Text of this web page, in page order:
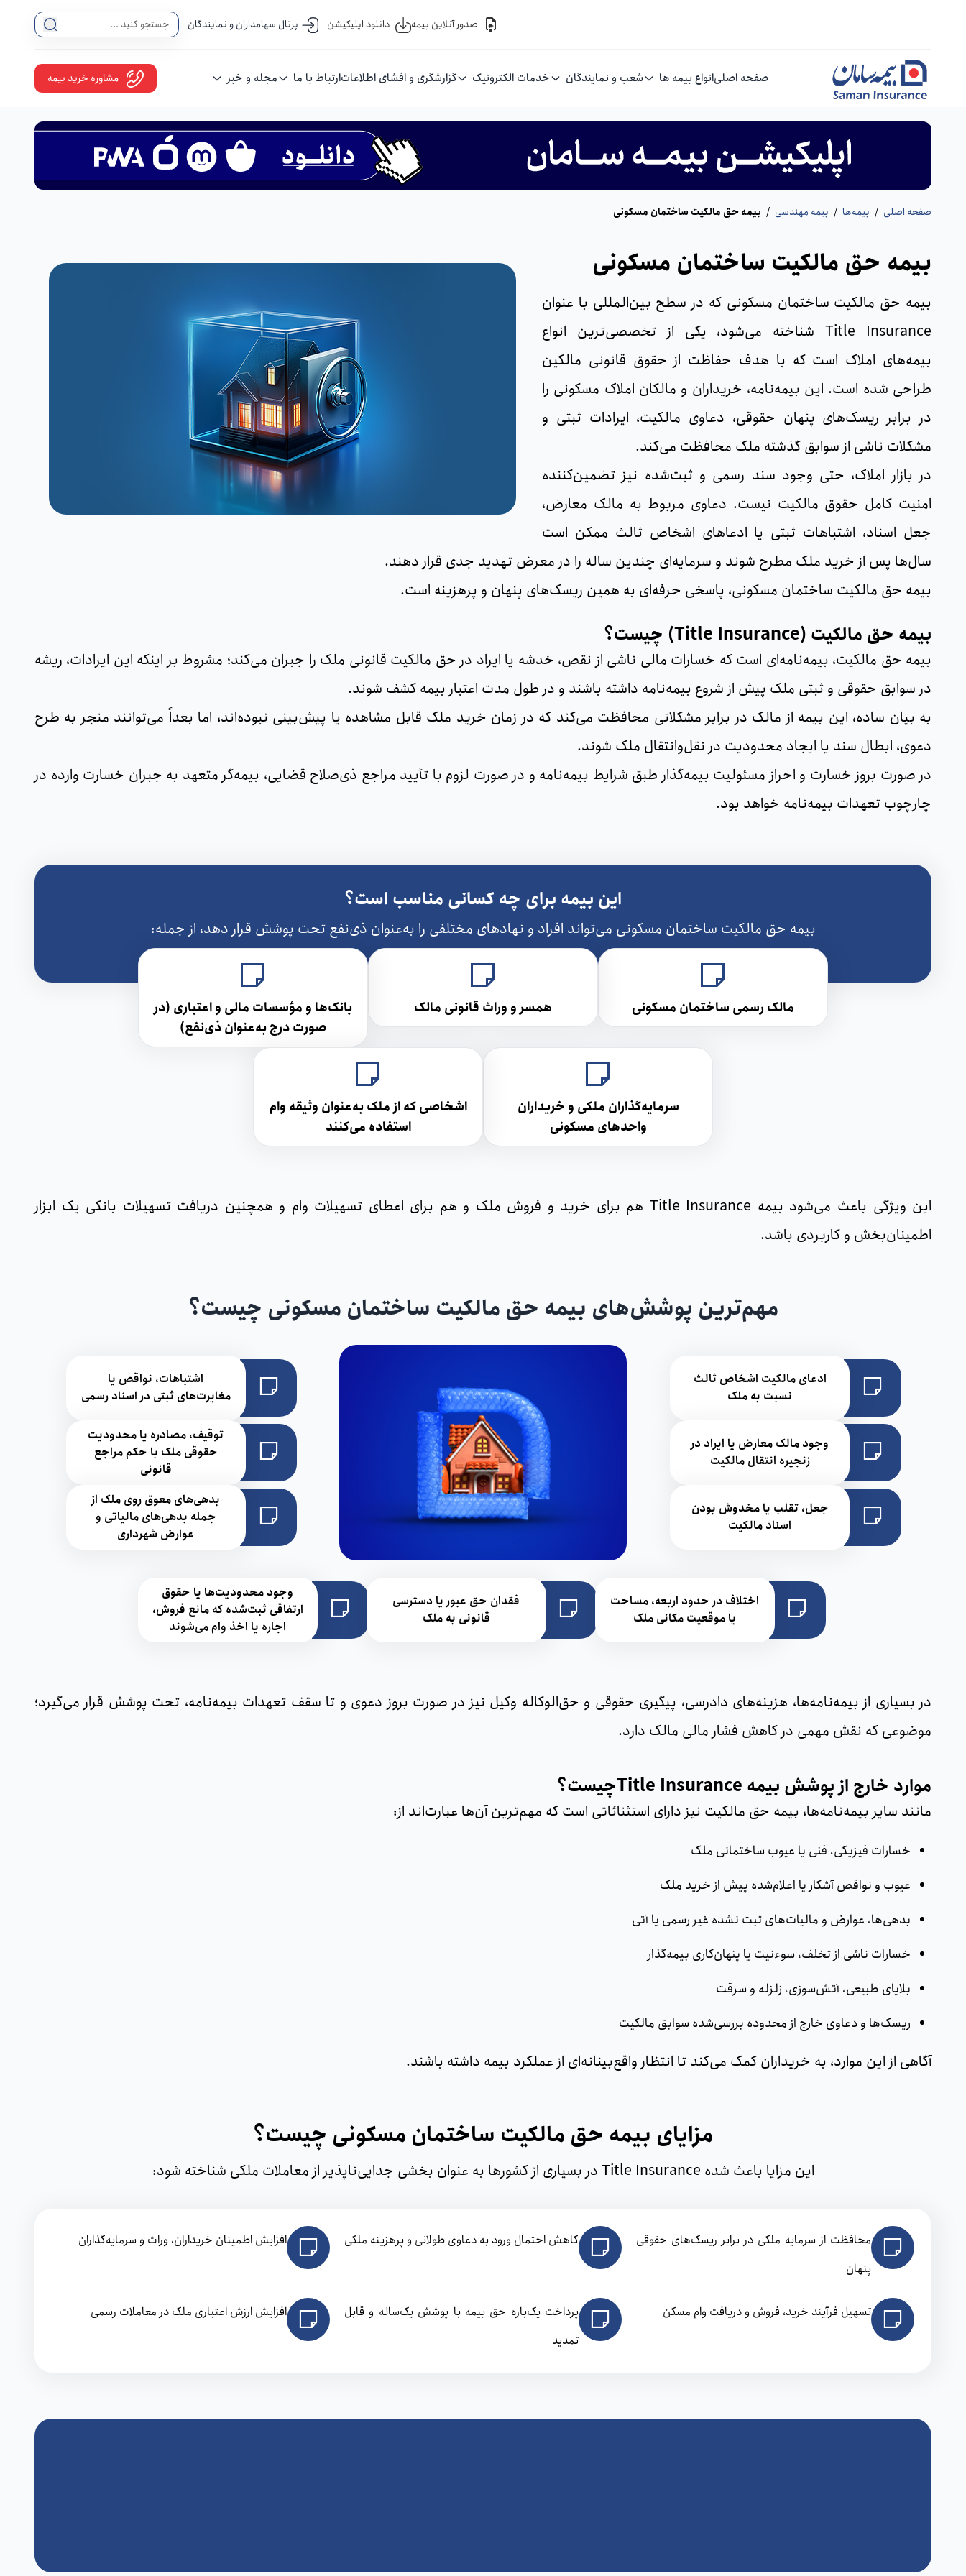
صدور آنلاین بیمه دانلود اپلیکیشن پرتال سهامداران و نمایندگان
صفحه اصلیانواع بیمه ها شعب و نمایندگان خدمات الکترونیک گزارشگری و افشای اطلاعاتارتباط با ما مجله و خبر مشاوره خرید بیمه
صفحه اصلی / بیمه‌ها / بیمه مهندسی / بیمه حق مالکیت ساختمان مسکونی
بیمه حق مالکیت ساختمان مسکونی
بیمه حق مالکیت ساختمان مسکونی که در سطح بین‌المللی با عنوان
Title Insurance شناخته می‌شود، یکی از تخصصی‌ترین انواع
بیمه‌های املاک است که با هدف حفاظت از حقوق قانونی مالکین
طراحی شده است. این بیمه‌نامه، خریداران و مالکان املاک مسکونی را
در برابر ریسک‌های پنهان حقوقی، دعاوی مالکیت، ایرادات ثبتی و
مشکلات ناشی از سوابق گذشته ملک محافظت می‌کند.
در بازار املاک، حتی وجود سند رسمی و ثبت‌شده نیز تضمین‌کننده
امنیت کامل حقوق مالکیت نیست. دعاوی مربوط به مالک معارض،
جعل اسناد، اشتباهات ثبتی یا ادعاهای اشخاص ثالث ممکن است
سال‌ها پس از خرید ملک مطرح شوند و سرمایه‌ای چندین ساله را در معرض تهدید جدی قرار دهند.
بیمه حق مالکیت ساختمان مسکونی، پاسخی حرفه‌ای به همین ریسک‌های پنهان و پرهزینه است.
بیمه حق مالکیت (Title Insurance) چیست؟
بیمه حق مالکیت، بیمه‌نامه‌ای است که خسارات مالی ناشی از نقص، خدشه یا ایراد در حق مالکیت قانونی ملک را جبران می‌کند؛ مشروط بر اینکه این ایرادات، ریشه
در سوابق حقوقی و ثبتی ملک پیش از شروع بیمه‌نامه داشته باشند و در طول مدت اعتبار بیمه کشف شوند.
به بیان ساده، این بیمه از مالک در برابر مشکلاتی محافظت می‌کند که در زمان خرید ملک قابل مشاهده یا پیش‌بینی نبوده‌اند، اما بعداً می‌توانند منجر به طرح
دعوی، ابطال سند یا ایجاد محدودیت در نقل‌وانتقال ملک شوند.
در صورت بروز خسارت و احراز مسئولیت بیمه‌گذار طبق شرایط بیمه‌نامه و در صورت لزوم با تأیید مراجع ذی‌صلاح قضایی، بیمه‌گر متعهد به جبران خسارت وارده در
چارچوب تعهدات بیمه‌نامه خواهد بود.
این بیمه برای چه کسانی مناسب است؟
بیمه حق مالکیت ساختمان مسکونی می‌تواند افراد و نهادهای مختلفی را به‌عنوان ذی‌نفع تحت پوشش قرار دهد، از جمله:
مالک رسمی ساختمان مسکونی همسر و وراث قانونی مالک
بانک‌ها و مؤسسات مالی و اعتباری (در
صورت درج به‌عنوان ذی‌نفع)
سرمایه‌گذاران ملکی و خریداران
واحدهای مسکونی
اشخاصی که از ملک به‌عنوان وثیقه وام
استفاده می‌کنند
این ویژگی باعث می‌شود بیمه Title Insurance هم برای خرید و فروش ملک و هم برای اعطای تسهیلات وام و همچنین دریافت تسهیلات بانکی یک ابزار
اطمینان‌بخش و کاربردی باشد.
مهم‌ترین پوشش‌های بیمه حق مالکیت ساختمان مسکونی چیست؟
ادعای مالکیت اشخاص ثالث
نسبت به ملک
وجود مالک معارض یا ایراد در
زنجیره انتقال مالکیت
جعل، تقلب یا مخدوش بودن
اسناد مالکیت
اشتباهات، نواقص یا
مغایرت‌های ثبتی در اسناد رسمی
توقیف، مصادره یا محدودیت
حقوقی ملک با حکم مراجع
قانونی
بدهی‌های معوق روی ملک از
جمله بدهی‌های مالیاتی و
عوارض شهرداری
اختلاف در حدود اربعه، مساحت
یا موقعیت مکانی ملک
فقدان حق عبور یا دسترسی
قانونی به ملک
وجود محدودیت‌ها یا حقوق
ارتفاقی ثبت‌شده که مانع فروش،
اجاره یا اخذ وام می‌شوند
در بسیاری از بیمه‌نامه‌ها، هزینه‌های دادرسی، پیگیری حقوقی و حق‌الوکاله وکیل نیز در صورت بروز دعوی و تا سقف تعهدات بیمه‌نامه، تحت پوشش قرار می‌گیرد؛
موضوعی که نقش مهمی در کاهش فشار مالی مالک دارد.
موارد خارج از پوشش بیمه Title Insuranceچیست؟
مانند سایر بیمه‌نامه‌ها، بیمه حق مالکیت نیز دارای استثنائاتی است که مهم‌ترین آن‌ها عبارت‌اند از:
خسارات فیزیکی، فنی یا عیوب ساختمانی ملک
عیوب و نواقص آشکار یا اعلام‌شده پیش از خرید ملک
بدهی‌ها، عوارض و مالیات‌های ثبت ‌نشده غیر رسمی یا آتی
خسارات ناشی از تخلف، سوءنیت یا پنهان‌کاری بیمه‌گذار
بلایای طبیعی، آتش‌سوزی، زلزله و سرقت
ریسک‌ها و دعاوی خارج از محدوده بررسی‌شده سوابق مالکیت
آگاهی از این موارد، به خریداران کمک می‌کند تا انتظار واقع‌بینانه‌ای از عملکرد بیمه داشته باشند.
مزایای بیمه حق مالکیت ساختمان مسکونی چیست؟
این مزایا باعث شده Title Insurance در بسیاری از کشورها به ‌عنوان بخشی جدایی‌ناپذیر از معاملات ملکی شناخته شود:
محافظت از سرمایه ملکی در برابر ریسک‌های حقوقی
پنهان
کاهش احتمال ورود به دعاوی طولانی و پرهزینه ملکی افزایش اطمینان خریداران، وراث و سرمایه‌گذاران
تسهیل فرآیند خرید، فروش و دریافت وام مسکن
پرداخت یک‌باره حق بیمه با پوشش یک‌ساله و قابل
تمدید
افزایش ارزش اعتباری ملک در معاملات رسمی